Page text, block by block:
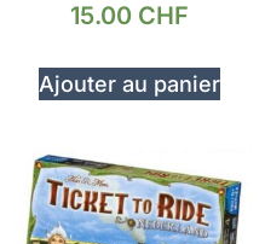
15.00 CHF
Ajouter au panier